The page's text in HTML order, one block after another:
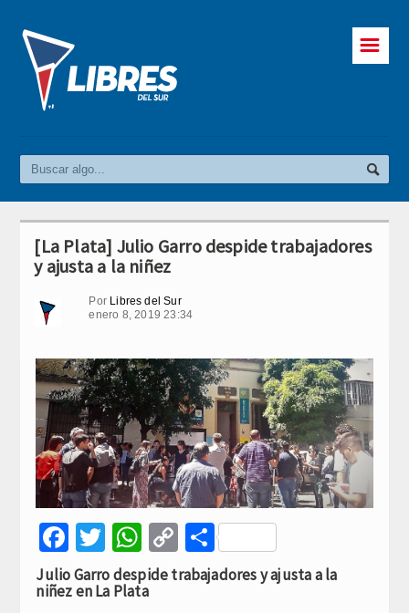
☰
[La Plata] Julio Garro despide trabajadores
y ajusta a la niñez
Por Libres del Sur
enero 8, 2019 23:34
Facebook
Twitter
WhatsApp
Copy
Link
Compartir
Julio Garro despide trabajadores y ajusta a la
niñez en La Plata